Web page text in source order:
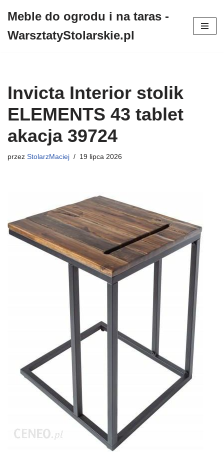
do
Meble do ogrodu i na taras -
WarsztatyStolarskie.pl
Invicta Interior stolik
ELEMENTS 43 tablet
akacja 39724
przez StolarzMaciej 19 lipca 2026